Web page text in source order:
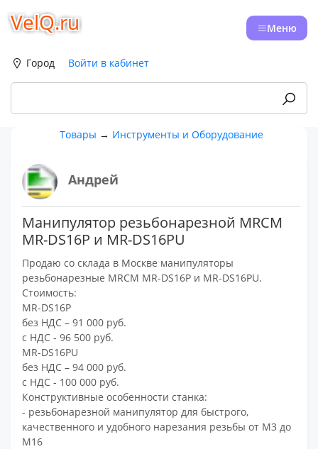
VelQ.ru Меню
Город Войти в кабинет
Товары → Инструменты и Оборудование
Андрей
Манипулятор резьбонарезной MRCM
MR-DS16P и MR-DS16PU
Продаю со склада в Москве манипуляторы
резьбонарезные MRCM MR-DS16P и MR-DS16PU.
Стоимость:
MR-DS16P
без НДС – 91 000 руб.
с НДС - 96 500 руб.
MR-DS16PU
без НДС – 94 000 руб.
с НДС - 100 000 руб.
Конструктивные особенности станка:
- резьбонарезной манипулятор для быстрого,
качественного и удобного нарезания резьбы от М3 до
М16